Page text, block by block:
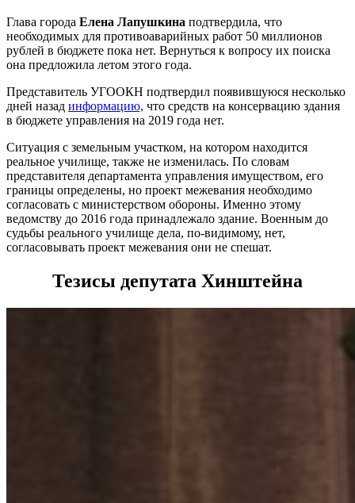
Глава города Елена Лапушкина подтвердила, что
необходимых для противоаварийных работ 50 миллионов
рублей в бюджете пока нет. Вернуться к вопросу их поиска
она предложила летом этого года.
Представитель УГООКН подтвердил появившуюся несколько
дней назад информацию, что средств на консервацию здания
в бюджете управления на 2019 года нет.
Ситуация с земельным участком, на котором находится
реальное училище, также не изменилась. По словам
представителя департамента управления имуществом, его
границы определены, но проект межевания необходимо
согласовать с министерством обороны. Именно этому
ведомству до 2016 года принадлежало здание. Военным до
судьбы реального училище дела, по-видимому, нет,
согласовывать проект межевания они не спешат.
Тезисы депутата Хинштейна